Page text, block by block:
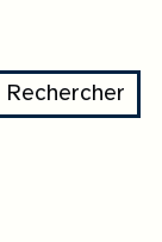
Rechercher